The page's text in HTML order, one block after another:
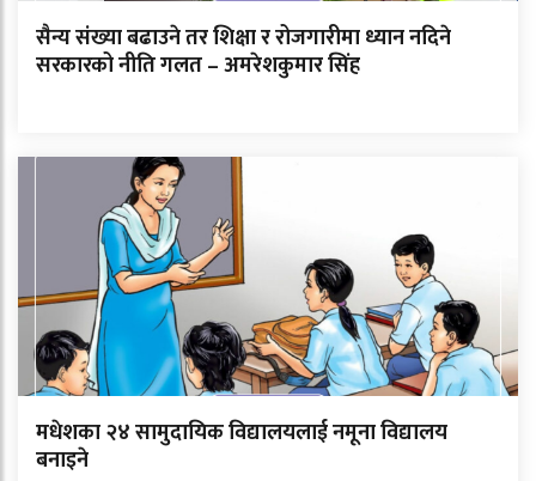
सैन्य संख्या बढाउने तर शिक्षा र रोजगारीमा ध्यान नदिने
सरकारको नीति गलत – अमरेशकुमार सिंह
मधेशका २४ सामुदायिक विद्यालयलाई नमूना विद्यालय
बनाइने